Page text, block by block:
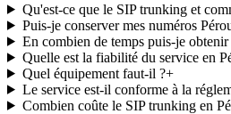
Qu'est-ce que le SIP trunking et
Puis-je conserver mes numéros
En combien de temps puis-je
Quelle est la fiabilité du service en
Quel équipement faut-il ?+
Le service est-il conforme à la
Combien coûte le SIP trunking en